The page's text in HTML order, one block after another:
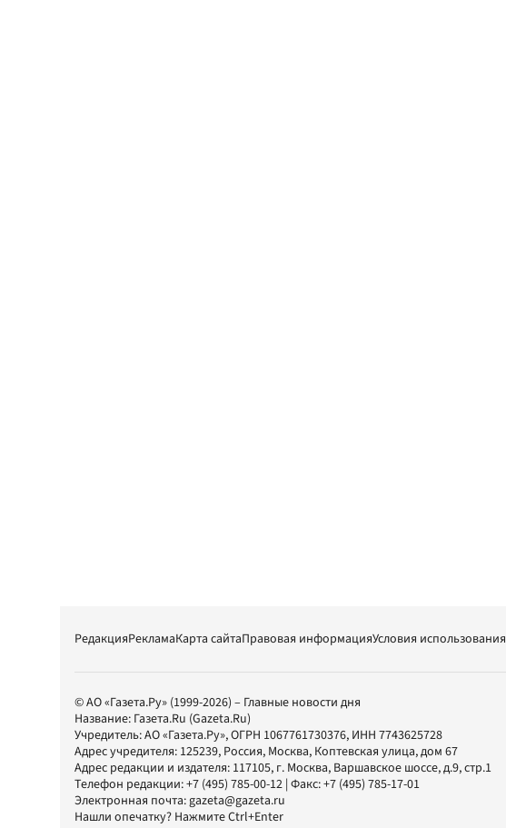
РедакцияРекламаКарта сайтаПравовая информацияУсловия использования
© АО «Газета.Ру» (1999-2026) – Главные новости дня
Название: Газета.Ru (Gazeta.Ru)
Учредитель:АО «Газета.Ру», ОГРН 1067761730376, ИНН 7743625728
Адрес учредителя: 125239, Россия, Москва, Коптевская улица, дом 67
Адрес редакции и издателя: 117105, г. Москва, Варшавское шоссе, д.9, стр.1
Телефон редакции:+7 (495) 785-00-12 | Факс:+7 (495) 785-17-01
Электронная почта:gazeta@gazeta.ru
Нашли опечатку? Нажмите Ctrl+Enter